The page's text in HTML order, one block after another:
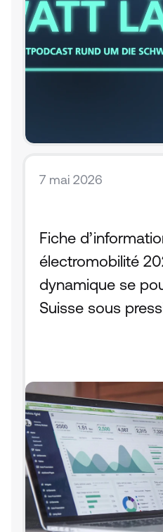
7 mai 2026
Fiche
électromobilité
dynamique se
Suisse sous